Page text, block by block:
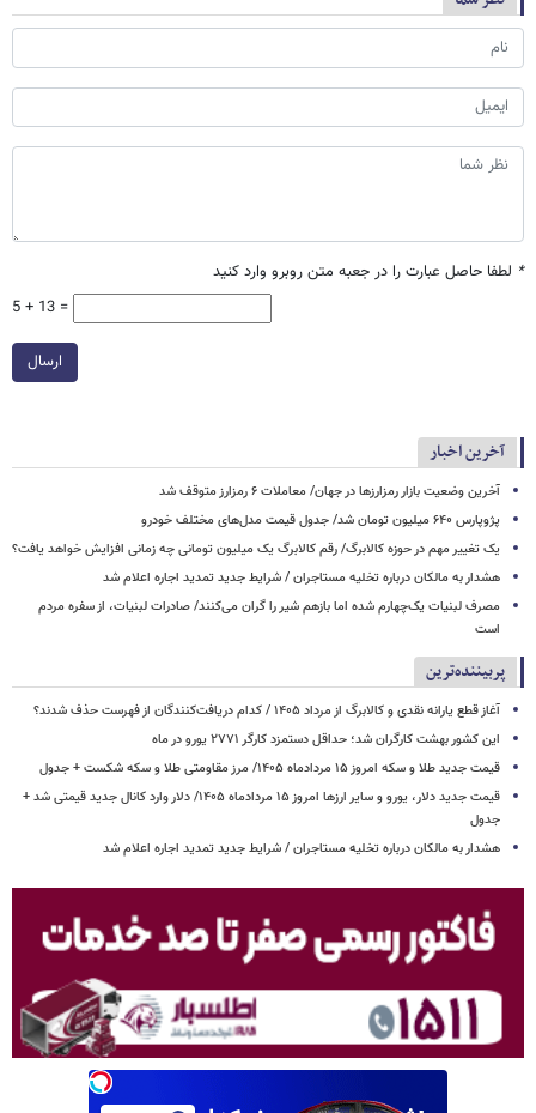
* لطفا حاصل عبارت را در جعبه متن روبرو وارد کنید
5 + 13 =
ارسال
آخرین اخبار
آخرین وضعیت بازار رمزارزها در جهان/ معاملات ۶ رمزارز متوقف شد
پژوپارس ۶۴۰ میلیون تومان شد/ جدول قیمت مدل‌های مختلف خودرو
یک تغییر مهم در حوزه کالابرگ/ رقم کالابرگ یک میلیون تومانی چه زمانی افزایش خواهد یافت؟
هشدار به مالکان درباره تخلیه مستاجران / شرایط جدید تمدید اجاره اعلام شد
مصرف لبنیات یک‌چهارم شده اما بازهم شیر را گران می‌کنند/ صادرات لبنیات، از سفره مردم
است
پربیننده‌ترین
آغاز قطع یارانه نقدی و کالابرگ از مرداد ۱۴۰۵ / کدام دریافت‌کنندگان از فهرست حذف شدند؟
این کشور بهشت کارگران شد؛ حداقل دستمزد کارگر ۲۷۷۱ یورو در ماه
قیمت جدید طلا و سکه امروز ۱۵ مردادماه ۱۴۰۵/ مرز مقاومتی طلا و سکه شکست + جدول
قیمت جدید دلار، یورو و سایر ارزها امروز ۱۵ مردادماه ۱۴۰۵/ دلار وارد کانال جدید قیمتی شد +
جدول
هشدار به مالکان درباره تخلیه مستاجران / شرایط جدید تمدید اجاره اعلام شد